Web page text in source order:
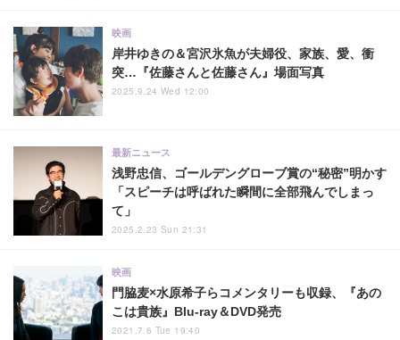
岸井ゆきの＆宮沢氷魚が夫婦役、家族、愛、衝
突…『佐藤さんと佐藤さん』場面写真
映画
2025.9.24 Wed 12:00
浅野忠信、ゴールデングローブ賞の“秘密”明かす
「スピーチは呼ばれた瞬間に全部飛んでしまっ
て」
最新ニュース
2025.2.23 Sun 21:31
門脇麦×水原希子らコメンタリーも収録、『あの
こは貴族』Blu-ray＆DVD発売
映画
2021.7.6 Tue 19:40